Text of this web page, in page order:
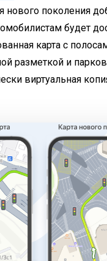
нового поколения
будет
карта с
разметкой и
виртуальная